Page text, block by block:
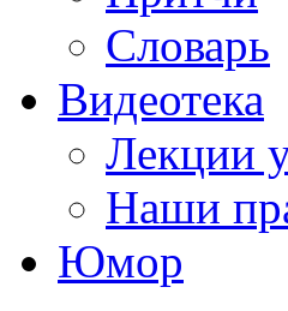
Словарь
Видеотека
Лекции
Наши
Юмор